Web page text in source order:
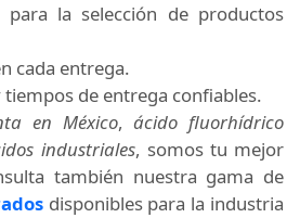
para la selección de productos
cada entrega.
de entrega confiables.
en México,ácido fluorhídrico
industriales, somos tu mejor
también nuestra gama de
disponibles para la industria